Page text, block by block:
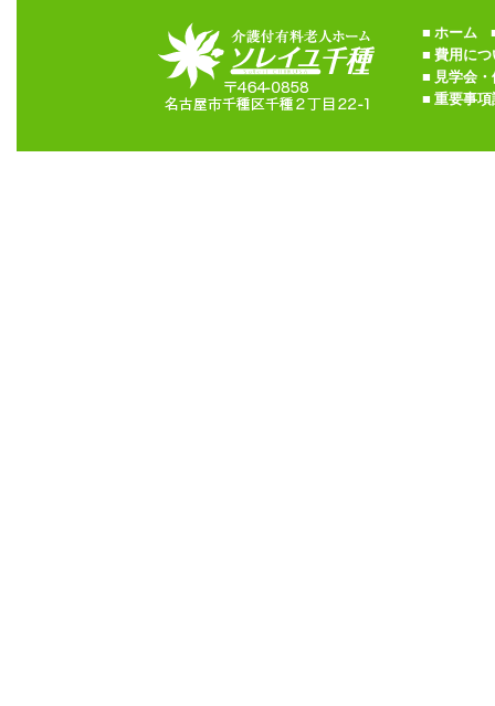
■ ホーム
■ 費用につ
■ 見学会
■ 重要事項